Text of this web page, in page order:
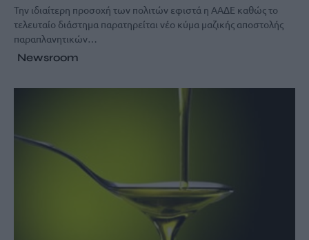
Την ιδιαίτερη προσοχή των πολιτών εφιστά η ΑΑΔΕ καθώς το
τελευταίο διάστημα παρατηρείται νέο κύμα μαζικής αποστολής
παραπλανητικών…
Newsroom